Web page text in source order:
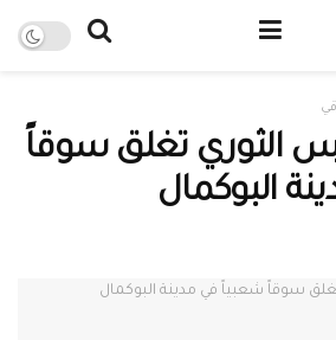
الثوري تغلق سوقاً
البوكمال